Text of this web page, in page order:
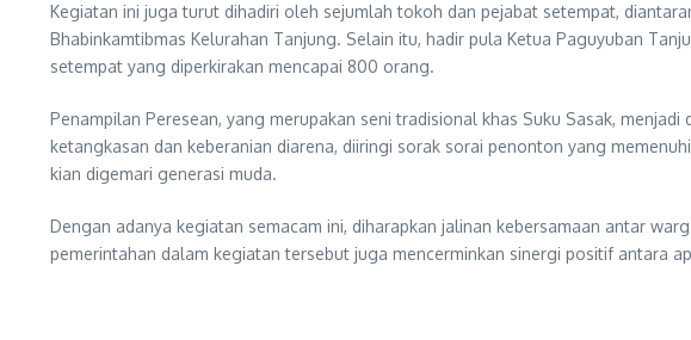
Kegiatan ini juga turut dihadiri oleh sejumlah tokoh dan pejabat setempat,
Bhabinkamtibmas Kelurahan Tanjung. Selain itu, hadir pula Ketua Paguyuban
setempat yang diperkirakan mencapai 800 orang.
Penampilan Peresean, yang merupakan seni tradisional khas Suku Sasak,
ketangkasan dan keberanian diarena, diiringi sorak sorai penonton yang
kian digemari generasi muda.
Dengan adanya kegiatan semacam ini, diharapkan jalinan kebersamaan antar
pemerintahan dalam kegiatan tersebut juga mencerminkan sinergi positif antara